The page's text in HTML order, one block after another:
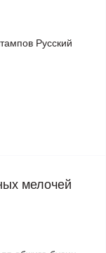
мелочей